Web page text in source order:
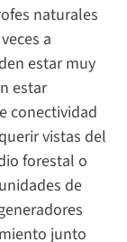
naturales
a
estar muy
estar
conectividad
vistas del
forestal o
de
junto